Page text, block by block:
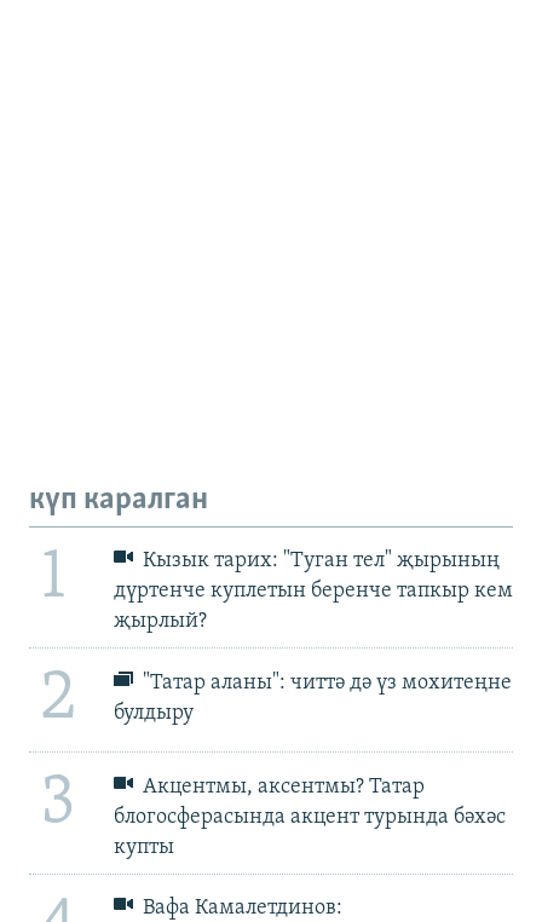
күп каралган
1
Кызык тарих: "Туган тел" җырының
дүртенче куплетын беренче тапкыр кем
җырлый?
2
"Татар аланы": читтә дә үз мохитеңне
булдыру
3
Акцентмы, аксентмы? Татар
блогосферасында акцент турында бәхәс
купты
Вафа Камалетдинов: